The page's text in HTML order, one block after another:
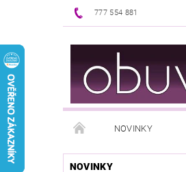
777 554 881
NOVINKY
PUNČOCHOVÉ ZBOŽÍ
NOVINKY